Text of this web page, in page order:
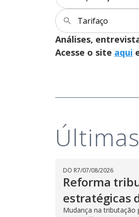
Tarifaço
Análises,
Acesse o site aqui
Últimas
DO R7/07/08/2026
Reforma
estratégicas
Mudança na